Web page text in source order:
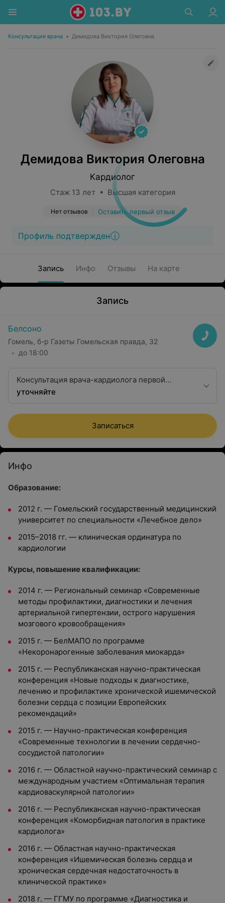
Консультация врача • Демидова Виктория Олеговна
Демидова Виктория Олеговна
Кардиолог
Стаж 13 лет • Высшая категория
Нет отзывов Оставить первый отзыв
Профиль подтвержден
Запись Инфо Отзывы На карте
Запись
Белсоно
Гомель, б-р Газеты Гомельская правда, 32
до 18:00
Консультация врача-кардиолога первой
квалификационной категории
уточняйте
Записаться
Инфо
Образование:
2012 г. — Гомельский государственный медицинский
университет по специальности «Лечебное дело»
2015–2018 гг. — клиническая ординатура по
кардиологии
Курсы, повышение квалификации:
2014 г. — Региональный семинар «Современные
методы профилактики, диагностики и лечения
артериальной гипертензии, острого нарушения
мозгового кровообращения»
2015 г. — БелМАПО по программе
«Некоронарогенные заболевания миокарда»
2015 г. — Республиканская научно-практическая
конференция «Новые подходы к диагностике,
лечению и профилактике хронической ишемической
болезни сердца с позиции Европейских
рекомендаций»
2015 г. — Научно-практическая конференция
«Современные технологии в лечении сердечно-
сосудистой патологии»
2016 г. — Областной научно-практический семинар с
международным участием «Оптимальная терапия
кардиоваскулярной патологии»
2016 г. — Республиканская научно-практическая
конференция «Коморбидная патология в практике
кардиолога»
2016 г. — Областная научно-практическая
конференция «Ишемическая болезнь сердца и
хроническая сердечная недостаточность в
клинической практике»
2018 г. — ГГМУ по программе «Диагностика и